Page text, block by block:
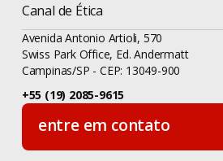
Canal de Ética
Avenida Antonio Artioli, 570
Swiss Park Office, Ed. Andermatt
Campinas/SP - CEP: 13049-900
+55 (19) 2085-9615
entre em contato
entre em contato